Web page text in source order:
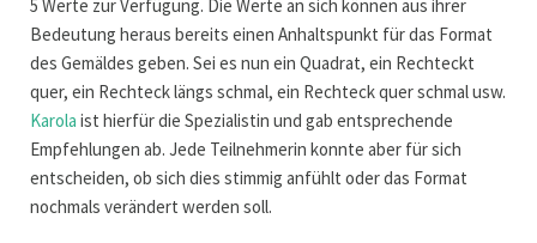
5 Werte zur Verfügung. Die Werte an sich können aus ihrer
Bedeutung heraus bereits einen Anhaltspunkt für das Format
des Gemäldes geben. Sei es nun ein Quadrat, ein Rechteckt
quer, ein Rechteck längs schmal, ein Rechteck quer schmal usw.
Karola ist hierfür die Spezialistin und gab entsprechende
Empfehlungen ab. Jede Teilnehmerin konnte aber für sich
entscheiden, ob sich dies stimmig anfühlt oder das Format
nochmals verändert werden soll.